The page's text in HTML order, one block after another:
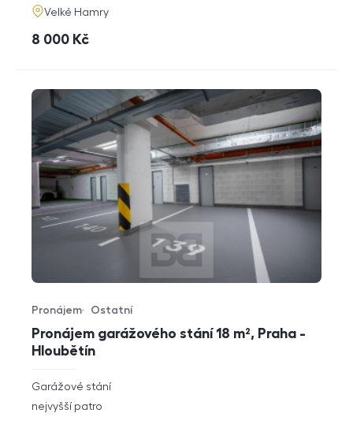
adresa
Velké Hamry
cena
8 000 Kč
Pronájem garážového stání 18 m², Praha -
Hloubětín
Typ nabídky
Pronájem
Typ nemovitosti
Ostatní
rozměry
dispozice
Garážové stání
funkce
nejvyšší patro